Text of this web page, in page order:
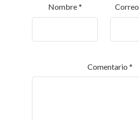
Nombre*
Comentario *